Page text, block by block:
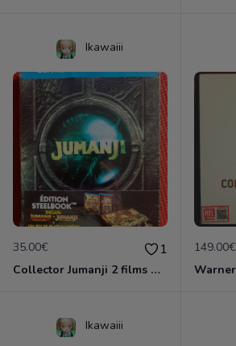
Ikawaiii
35.00€ 1
Collector Jumanji 2 films + jeu de société Neuf emballé
149.00€
Ikawaiii